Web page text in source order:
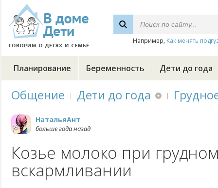
Например, Как менять
Планирование Беременность Дети до года
Общение Дети до года
НатальяАнт
больше года назад
Козье молоко при
вскармливании